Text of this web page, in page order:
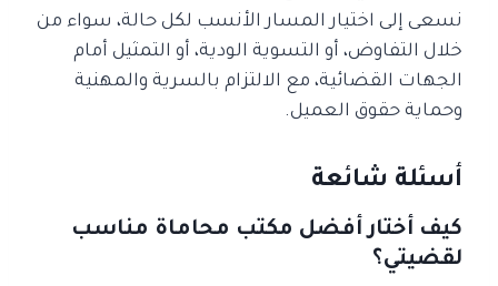
نسعى إلى اختيار المسار الأنسب لكل حالة، سواء من
خلال التفاوض، أو التسوية الودية، أو التمثيل أمام
الجهات القضائية، مع الالتزام بالسرية والمهنية
وحماية حقوق العميل.
أسئلة شائعة
كيف أختار أفضل مكتب محاماة مناسب
لقضيتي؟